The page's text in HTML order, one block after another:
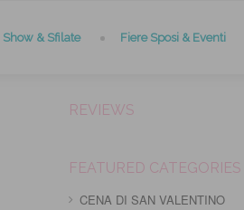
& Sfilate Fiere Sposi & Eventi
REVIEWS
FEATURED CATEGORIES
CENA DI SAN VALENTINO